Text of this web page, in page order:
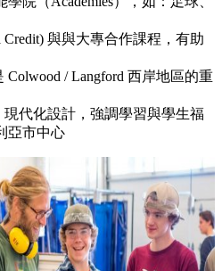
與與大專合作課程，有助
/ Langford 西岸地區的重
代化設計，強調學習與學生福
亞市中心